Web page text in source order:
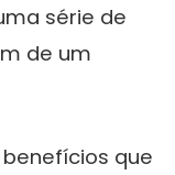
série de
de um
que